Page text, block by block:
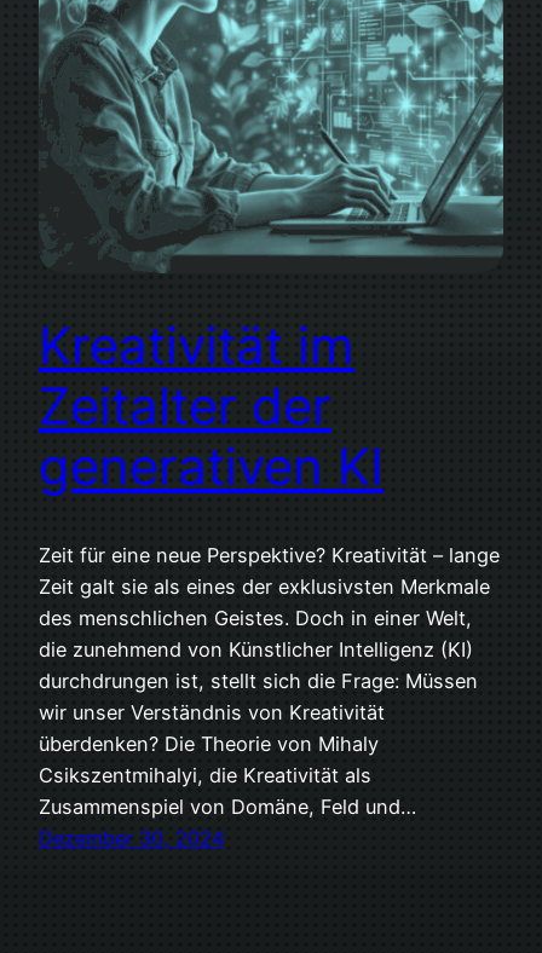
Kreativität im
Zeitalter der
generativen KI
Zeit für eine neue Perspektive? Kreativität – lange
Zeit galt sie als eines der exklusivsten Merkmale
des menschlichen Geistes. Doch in einer Welt,
die zunehmend von Künstlicher Intelligenz (KI)
durchdrungen ist, stellt sich die Frage: Müssen
wir unser Verständnis von Kreativität
überdenken? Die Theorie von Mihaly
Csikszentmihalyi, die Kreativität als
Zusammenspiel von Domäne, Feld und…
Dezember 30, 2024